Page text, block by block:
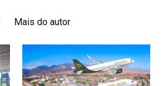
Mais do autor